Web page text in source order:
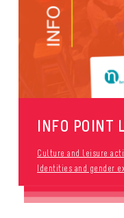
INFO POINT
Culture and leisure
Identities and gender